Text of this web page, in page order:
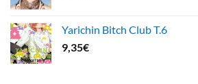
Yarichin Bitch Club T.6
9,35€